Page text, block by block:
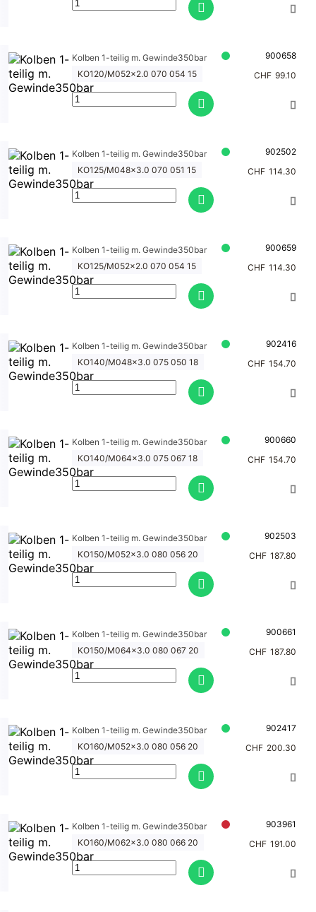
Kolben 1-teilig m. Gewinde350bar
900658
KO120/M052x2.0 070 054 15
CHF 99.10
Kolben 1-teilig m. Gewinde350bar
902502
KO125/M048x3.0 070 051 15
CHF 114.30
Kolben 1-teilig m. Gewinde350bar
900659
KO125/M052x2.0 070 054 15
CHF 114.30
Kolben 1-teilig m. Gewinde350bar
902416
KO140/M048x3.0 075 050 18
CHF 154.70
Kolben 1-teilig m. Gewinde350bar
900660
KO140/M064x3.0 075 067 18
CHF 154.70
Kolben 1-teilig m. Gewinde350bar
902503
KO150/M052x3.0 080 056 20
CHF 187.80
Kolben 1-teilig m. Gewinde350bar
900661
KO150/M064x3.0 080 067 20
CHF 187.80
Kolben 1-teilig m. Gewinde350bar
902417
KO160/M052x3.0 080 056 20
CHF 200.30
Kolben 1-teilig m. Gewinde350bar
903961
KO160/M062x3.0 080 066 20
CHF 191.00